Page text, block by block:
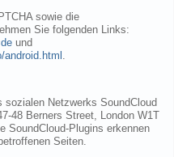
sowie die
Sie folgenden Links:
und
Netzwerks SoundCloud
48 Berners Street, London W1T
SoundCloud-Plugins erkennen
Seiten.